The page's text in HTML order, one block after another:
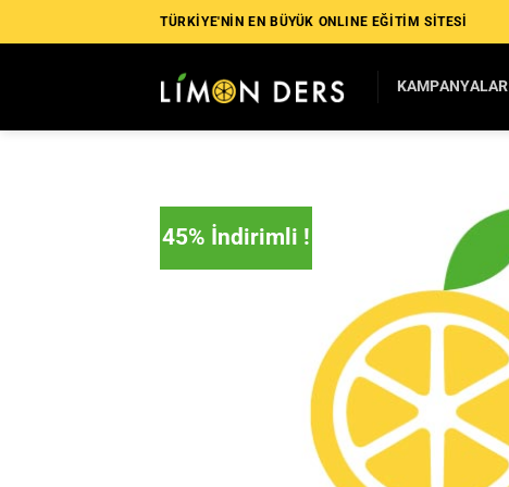
atla
TÜRKİYE'NİN EN BÜYÜK ONLINE EĞİTİM SİTESİ
KAMPANYALAR
45% İndirimli !